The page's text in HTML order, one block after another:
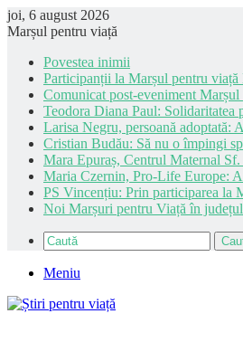
joi, 6 august 2026
Marșul pentru viață
Povestea inimii
Participanții la Marșul pentru
Comunicat post-eveniment
Teodora Diana Paul:
Larisa Negru, persoană adoptată:
Cristian Budău: Să nu o împingi
Mara Epuraș, Centrul Maternal
Maria Czernin, Pro-Life Europe:
PS Vincențiu: Prin participarea la
Noi Marșuri pentru Viață în
Meniu